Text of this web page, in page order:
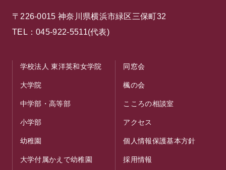
〒226-0015 神奈川県横浜市緑区三保町32
TEL：045-922-5511(代表)
学校法人 東洋英和女学院
大学院
中学部・高等部
小学部
幼稚園
大学付属かえで幼稚園
同窓会
楓の会
こころの相談室
アクセス
個人情報保護基本方針
採用情報